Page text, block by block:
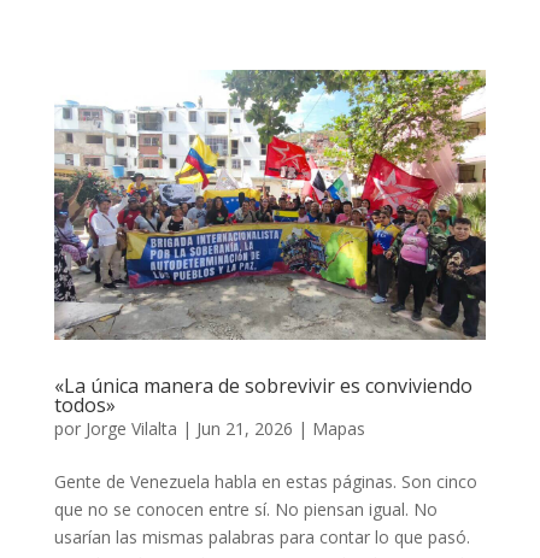
«La única manera de sobrevivir es conviviendo
todos»
por Jorge Vilalta | Jun 21, 2026 | Mapas
Gente de Venezuela habla en estas páginas. Son cinco
que no se conocen entre sí. No piensan igual. No
usarían las mismas palabras para contar lo que pasó.